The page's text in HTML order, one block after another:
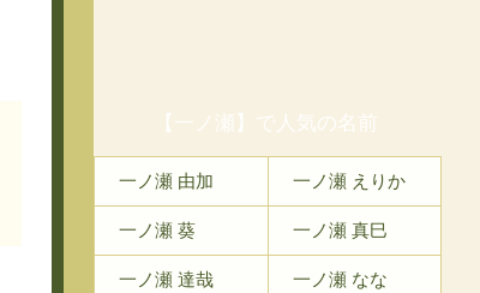
【一ノ瀬】で人気の名前
一ノ瀬 由加 一ノ瀬 えりか
一ノ瀬 葵 一ノ瀬 真巳
一ノ瀬 達哉 一ノ瀬 なな